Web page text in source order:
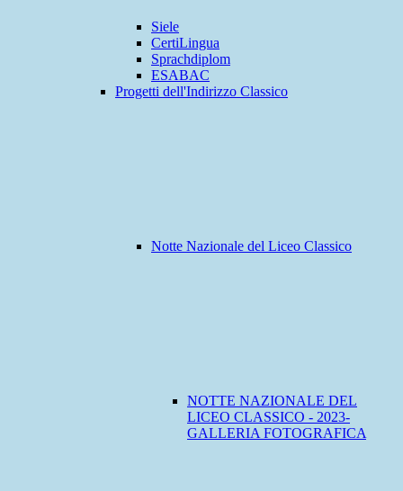
Siele
CertiLingua
Sprachdiplom
ESABAC
Progetti dell'Indirizzo Classico
Notte Nazionale del Liceo Classico
NOTTE NAZIONALE DEL
LICEO CLASSICO - 2023-
GALLERIA FOTOGRAFICA